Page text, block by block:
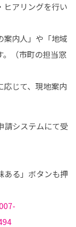
ヒアリングを行い
案内人」や「地域
（市町の担当窓
応じて、現地案内
請システムにて受
る」ボタンも押